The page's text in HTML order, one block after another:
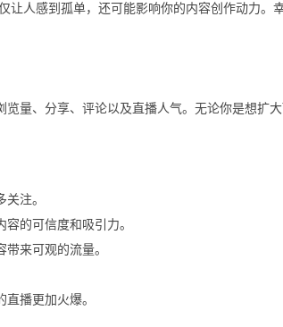
让人感到孤单，还可能影响你的内容创作动力。
量、分享、评论以及直播人气。无论你是想扩
注。
的可信度和吸引力。
来可观的流量。
播更加火爆。